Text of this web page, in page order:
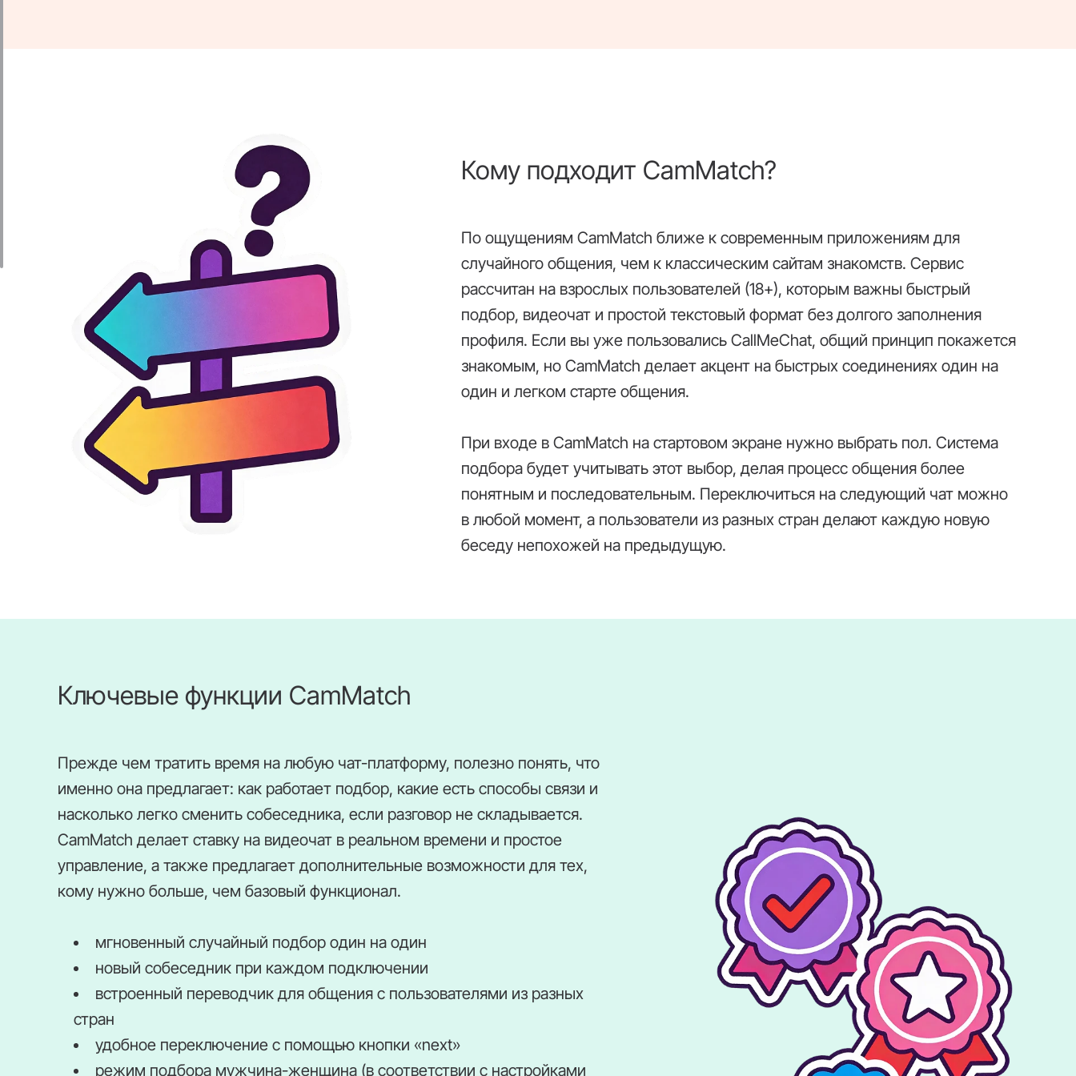
Кому подходит CamMatch?
По ощущениям CamMatch ближе к современным приложениям для
случайного общения, чем к классическим сайтам знакомств. Сервис
рассчитан на взрослых пользователей (18+), которым важны быстрый
подбор, видеочат и простой текстовый формат без долгого заполнения
профиля. Если вы уже пользовались CallMeChat, общий принцип покажется
знакомым, но CamMatch делает акцент на быстрых соединениях один на
один и легком старте общения.
При входе в CamMatch на стартовом экране нужно выбрать пол. Система
подбора будет учитывать этот выбор, делая процесс общения более
понятным и последовательным. Переключиться на следующий чат можно
в любой момент, а пользователи из разных стран делают каждую новую
беседу непохожей на предыдущую.
Ключевые функции CamMatch
Прежде чем тратить время на любую чат-платформу, полезно понять, что
именно она предлагает: как работает подбор, какие есть способы связи и
насколько легко сменить собеседника, если разговор не складывается.
CamMatch делает ставку на видеочат в реальном времени и простое
управление, а также предлагает дополнительные возможности для тех,
кому нужно больше, чем базовый функционал.
мгновенный случайный подбор один на один
новый собеседник при каждом подключении
встроенный переводчик для общения с пользователями из разных
стран
удобное переключение с помощью кнопки «next»
режим подбора мужчина-женщина (в соответствии с настройками